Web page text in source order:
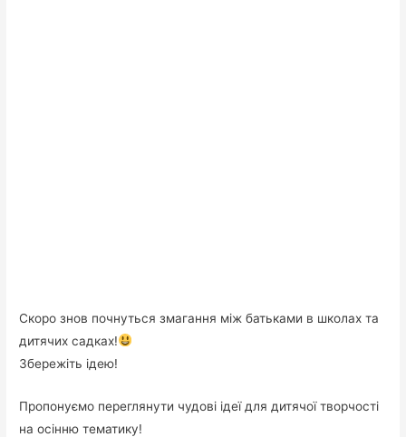
Скоро знов почнуться змагання між батьками в школах та
дитячих садках!
Збережіть ідею!
Пропонуємо переглянути чудові ідеї для дитячої творчості
на осінню тематику!